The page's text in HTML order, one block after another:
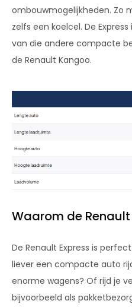
ombouwmogelijkheden. Zo
zelfs een koelcel. De
van die andere compacte
de Renault Kangoo.
Waarom de Renault
De Renault Express is
liever een compacte auto
enorme wagens? Of rijd je
bijvoorbeeld als